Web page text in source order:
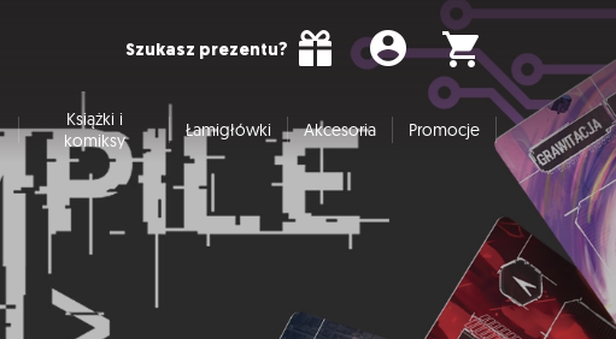
Szukasz prezentu?
Książki i
komiksy
Łamigłówki Akcesoria Promocje